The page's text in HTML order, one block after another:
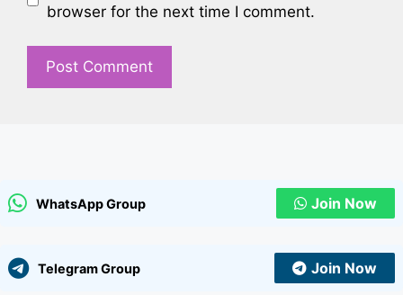
browser for the next time I comment.
WhatsApp Group Join Now
Telegram Group Join Now